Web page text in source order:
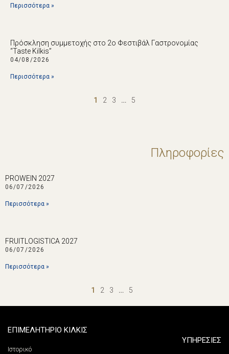
Περισσότερα »
Πρόσκληση συμμετοχής στο 2ο Φεστιβάλ Γαστρονομίας
“Taste Kilkis”
04/08/2026
Περισσότερα »
1 2 3 … 5
Πληροφορίες
PROWEIN 2027
06/07/2026
Περισσότερα »
FRUITLOGISTICA 2027
06/07/2026
Περισσότερα »
1 2 3 … 5
ΕΠΙΜΕΛΗΤΗΡΙΟ ΚΙΛΚΙΣ
Ιστορικό
ΥΠΗΡΕΣΙΕΣ